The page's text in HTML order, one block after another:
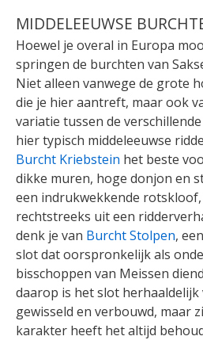
MIDDELEEUWSE
Hoewel je overal in Europa
springen de burchten van
Niet alleen vanwege de grote
die je hier aantreft, maar ook
variatie tussen de
hier typisch middeleeuwse
Burcht Kriebstein het beste
dikke muren, hoge donjon en
een indrukwekkende
rechtstreeks uit een
denk je van Burcht Stolpen,
slot dat oorspronkelijk als
bisschoppen van Meissen
daarop is het slot herhaaldelijk
gewisseld en verbouwd, maar
karakter heeft het altijd